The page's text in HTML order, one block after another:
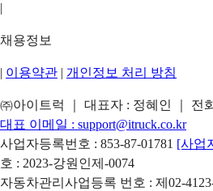
|
채용정보
| 이용약관 | 개인정보 처리 방침
㈜아이트럭 ｜ 대표자 : 정혜인 ｜ 전
대표 이메일 : support@itruck.co.kr
사업자등록번호 : 853-87-01781 [사업
호 : 2023-강원인제-0074
자동차관리사업등록 번호 : 제02-